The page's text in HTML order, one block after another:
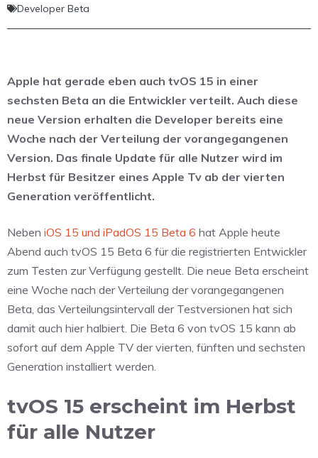
Developer Beta
Apple hat gerade eben auch tvOS 15 in einer
sechsten Beta an die Entwickler verteilt. Auch diese
neue Version erhalten die Developer bereits eine
Woche nach der Verteilung der vorangegangenen
Version. Das finale Update für alle Nutzer wird im
Herbst für Besitzer eines Apple Tv ab der vierten
Generation veröffentlicht.
Neben iOS 15 und iPadOS 15 Beta 6 hat Apple heute
Abend auch tvOS 15 Beta 6 für die registrierten Entwickler
zum Testen zur Verfügung gestellt. Die neue Beta erscheint
eine Woche nach der Verteilung der vorangegangenen
Beta, das Verteilungsintervall der Testversionen hat sich
damit auch hier halbiert. Die Beta 6 von tvOS 15 kann ab
sofort auf dem Apple TV der vierten, fünften und sechsten
Generation installiert werden.
tvOS 15 erscheint im Herbst
für alle Nutzer